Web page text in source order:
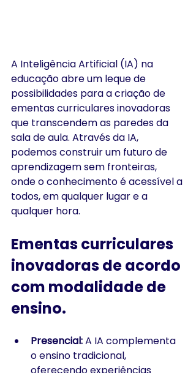
A Inteligência Artificial (IA) na
educação abre um leque de
possibilidades para a criação de
ementas curriculares inovadoras
que transcendem as paredes da
sala de aula. Através da IA,
podemos construir um futuro de
aprendizagem sem fronteiras,
onde o conhecimento é acessível a
todos, em qualquer lugar e a
qualquer hora.
Ementas curriculares
inovadoras de acordo
com modalidade de
ensino.
Presencial: A IA complementa
o ensino tradicional,
oferecendo experiências